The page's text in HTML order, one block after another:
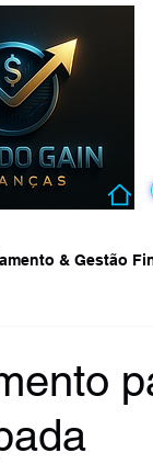
& Gestão